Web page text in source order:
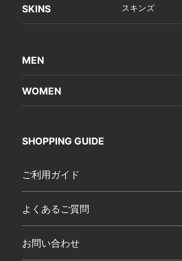
SKINS スキンズ
MEN
WOMEN
SHOPPING GUIDE
ご利用ガイド
よくあるご質問
お問い合わせ